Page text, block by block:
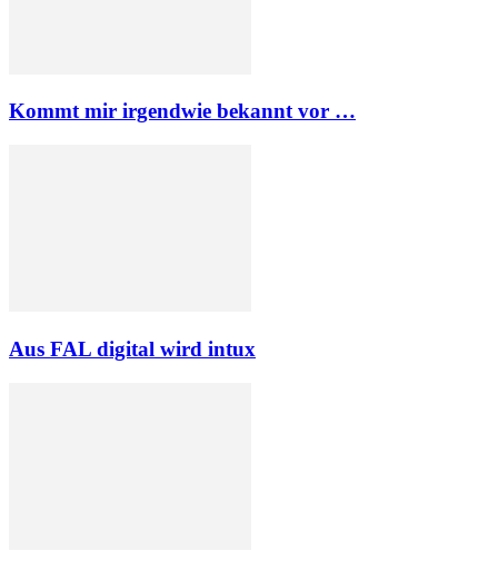
Kommt mir irgendwie bekannt vor …
Aus FAL digital wird intux